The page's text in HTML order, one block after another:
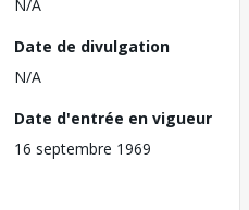
N/A
Date de divulgation
N/A
Date d'entrée en vigueur
16 septembre 1969